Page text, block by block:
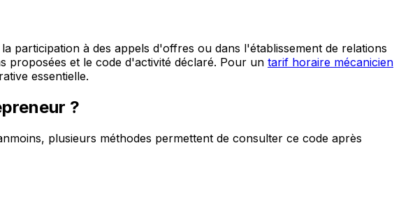
participation à des appels d'offres ou dans l'établissement de relations
proposées et le code d'activité déclaré. Pour un tarif horaire mécanicien
essentielle.
?
plusieurs méthodes permettent de consulter ce code après